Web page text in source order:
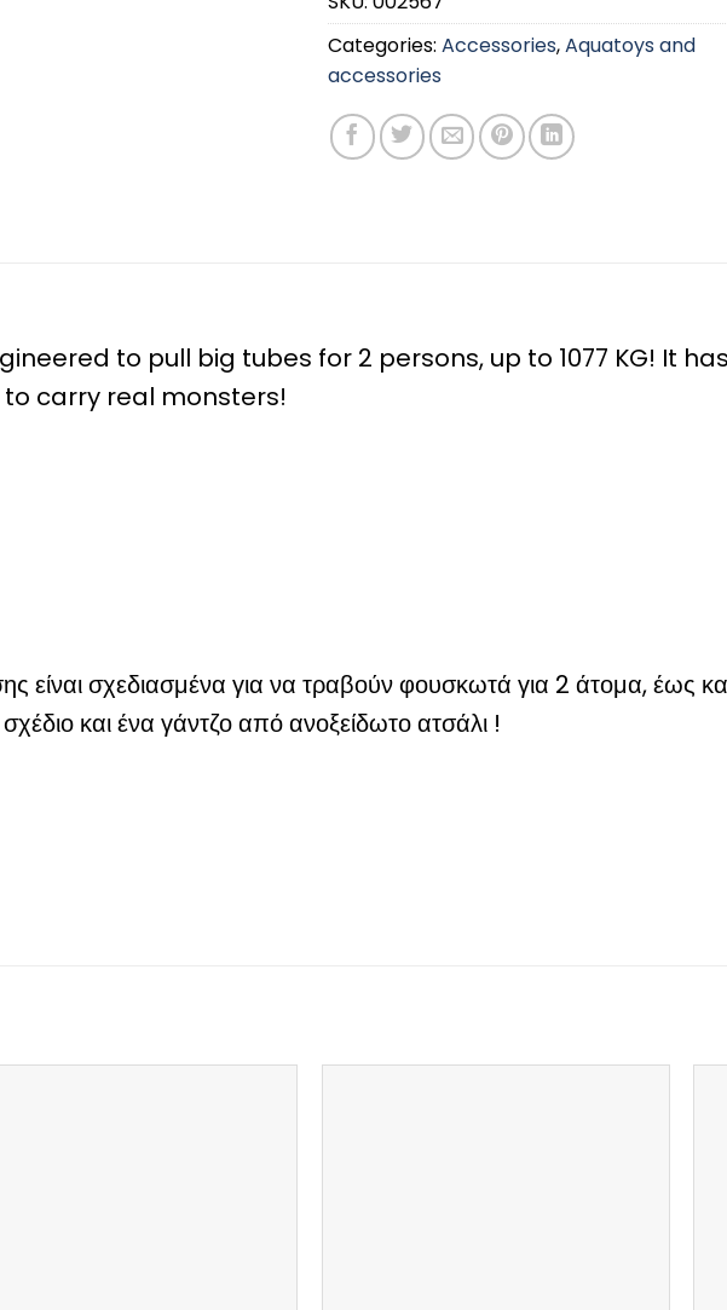
Categories: Accessories,Aquatoys and
accessories
to pull big tubes for 2 persons, up to 1077 KG! It
carry real monsters!
είναι σχεδιασμένα για να τραβούν φουσκωτά για 2 άτομα, έως
και ένα γάντζο από ανοξείδωτο ατσάλι !